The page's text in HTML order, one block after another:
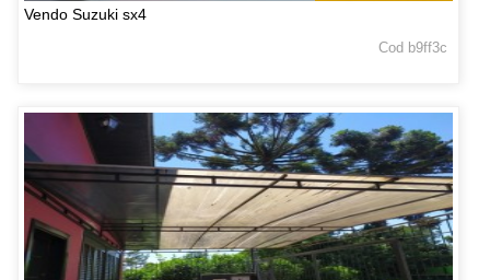
Vendo Suzuki sx4
Cod b9ff3c